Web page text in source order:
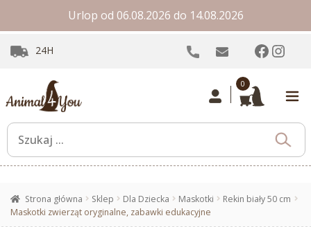
Urlop od 06.08.2026 do 14.08.2026
24H
0
Strona główna Sklep Dla Dziecka Maskotki
Rekin biały 50 cm
Maskotki zwierząt oryginalne, zabawki edukacyjne